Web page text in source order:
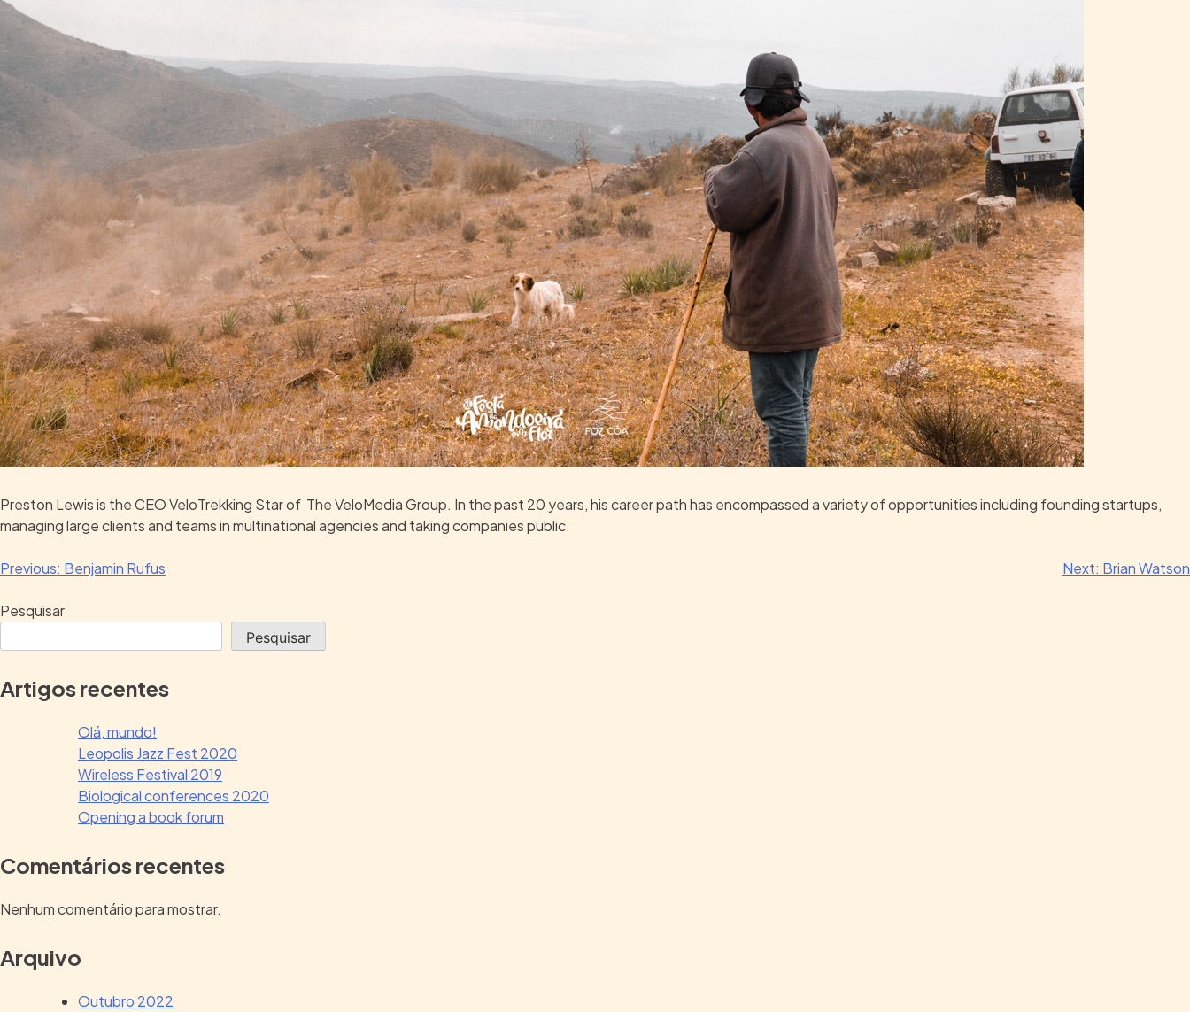
Preston Lewis is the CEO VeloTrekking Star of The VeloMedia Group. In the past 20 years, his career path has encompassed a variety of opportunities including founding startups,
managing large clients and teams in multinational agencies and taking companies public.
Previous: Benjamin Rufus Next: Brian Watson
Pesquisar
Pesquisar
Artigos recentes
Olá, mundo!
Leopolis Jazz Fest 2020
Wireless Festival 2019
Biological conferences 2020
Opening a book forum
Comentários recentes
Nenhum comentário para mostrar.
Arquivo
Outubro 2022